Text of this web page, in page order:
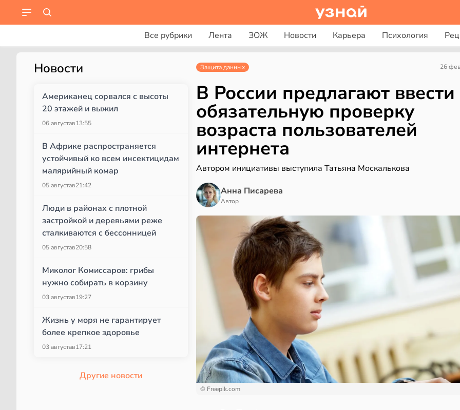
Все рубрики Лента ЗОЖ Новости Карьера Психология
Новости
Американец сорвался с высоты
20 этажей и выжил
06 августав13:55
В Африке распространяется
устойчивый ко всем инсектицидам
малярийный комар
05 августав21:42
Люди в районах с плотной
застройкой и деревьями реже
сталкиваются с бессонницей
05 августав20:58
Миколог Комиссаров: грибы
нужно собирать в корзину
03 августав19:27
Жизнь у моря не гарантирует
более крепкое здоровье
03 августав17:21
Другие новости
Защита данных 26
В России предлагают ввести
обязательную проверку
возраста пользователей
интернета
Автором инициативы выступила Татьяна Москалькова
Анна Писарева
Автор
© Freepik.com